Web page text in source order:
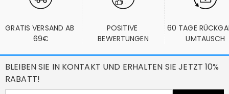
GRATIS VERSAND AB
69€
POSITIVE
BEWERTUNGEN
60 TAGE
UMTAUSCH
BLEIBEN SIE IN KONTAKT UND ERHALTEN SIE JETZT 10%
RABATT!